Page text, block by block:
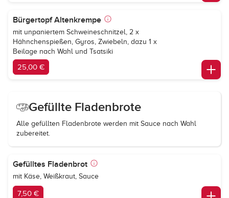
Bürgertopf Altenkrempe
mit unpaniertem Schweineschnitzel, 2 x
Hähnchenspießen, Gyros, Zwiebeln, dazu 1 x
Beilage nach Wahl und Tsatsiki
25,00 €
Gefüllte Fladenbrote
Alle gefüllten Fladenbrote werden mit Sauce nach Wahl
zubereitet.
Gefülltes Fladenbrot
mit Käse, Weißkraut, Sauce
7,50 €